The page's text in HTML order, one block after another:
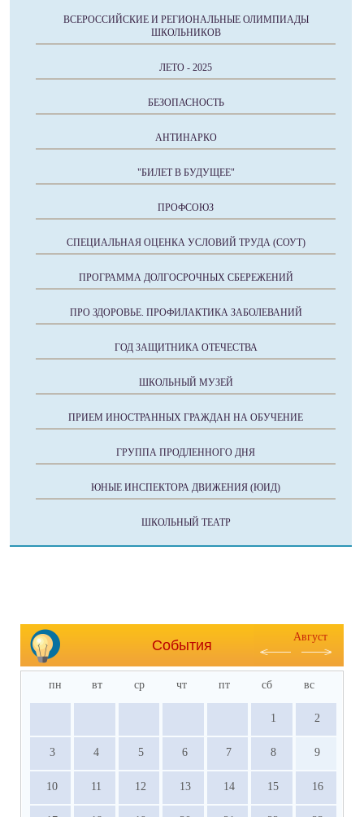
ВСЕРОССИЙСКИЕ И РЕГИОНАЛЬНЫЕ ОЛИМПИАДЫ
ШКОЛЬНИКОВ
ЛЕТО - 2025
БЕЗОПАСНОСТЬ
АНТИНАРКО
"БИЛЕТ В БУДУЩЕЕ"
ПРОФСОЮЗ
СПЕЦИАЛЬНАЯ ОЦЕНКА УСЛОВИЙ ТРУДА (СОУТ)
ПРОГРАММА ДОЛГОСРОЧНЫХ СБЕРЕЖЕНИЙ
ПРО ЗДОРОВЬЕ. ПРОФИЛАКТИКА ЗАБОЛЕВАНИЙ
ГОД ЗАЩИТНИКА ОТЕЧЕСТВА
ШКОЛЬНЫЙ МУЗЕЙ
ПРИЕМ ИНОСТРАННЫХ ГРАЖДАН НА ОБУЧЕНИЕ
ГРУППА ПРОДЛЕННОГО ДНЯ
ЮНЫЕ ИНСПЕКТОРА ДВИЖЕНИЯ (ЮИД)
ШКОЛЬНЫЙ ТЕАТР
События
Август
пн вт ср чт пт сб вс
1 2
3 4 5 6 7 8 9
10 11 12 13 14 15 16